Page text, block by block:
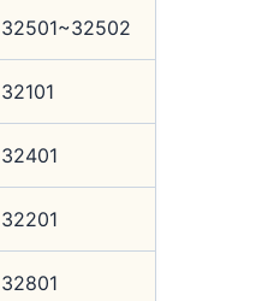
32501~32502
32101
32401
32201
32801